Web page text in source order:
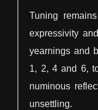
Tuning
expressivity
yearnings and
1, 2, 4 and 6,
numinous
unsettling.